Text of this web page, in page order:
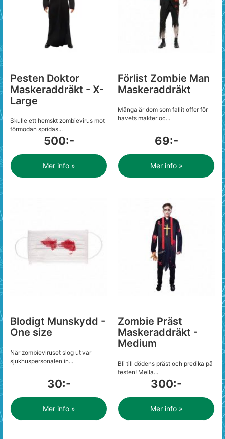
Pesten Doktor
Maskeraddräkt - X-
Large
Skulle ett hemskt zombievirus mot
förmodan spridas...
500:-
Mer info »
Förlist Zombie Man
Maskeraddräkt
Många är dom som fallit offer för
havets makter oc...
69:-
Mer info »
Blodigt Munskydd -
One size
När zombieviruset slog ut var
sjukhuspersonalen in...
30:-
Mer info »
Zombie Präst
Maskeraddräkt -
Medium
Bli till dödens präst och predika på
festen! Mella...
300:-
Mer info »